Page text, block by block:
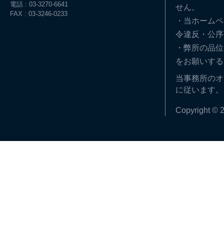
電話 : 03-3270-6641
FAX : 03-3246-0233
せん。
・当ホーム
令違反・公
・弊所の品
をお願いす
当事務所の
に従います。
Copyright ©